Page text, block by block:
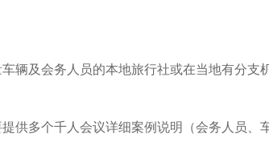
辆及会务人员的本地旅行社或在当地有分
供多个千人会议详细案例说明（会务人员、